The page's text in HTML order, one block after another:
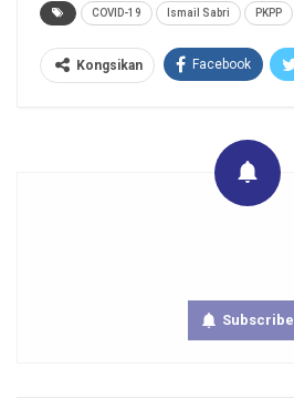
COVID-19 Ismail Sabri PKPP
Kongsikan Facebook
Subscribe